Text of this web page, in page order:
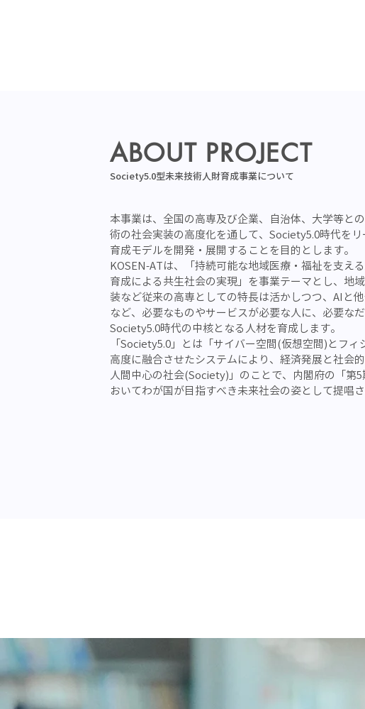
​ABOUT PROJECT
Society5.0型未来技術人財育成事業について
本事業は、全国の高専及び企業、自治体、大学等と
術の社会実装の高度化を通して、Society5.0時代を
育成モデルを開発・展開することを目的とします。
KOSEN-ATは、「持続可能な地域医療・福祉を支え
育成による共生社会の実現」を事業テーマとし、地
装など従来の高専としての特長は活かしつつ、AIと
など、必要なものやサービスが必要な人に、必要なだ
Society5.0時代の中核となる人材を育成します。
「Society5.0」とは「サイバー空間(仮想空間)とフィ
高度に融合させたシステムにより、経済発展と社会
人間中心の社会(Society)」のことで、内閣府の「第
おいてわが国が目指すべき未来社会の姿として提唱さ